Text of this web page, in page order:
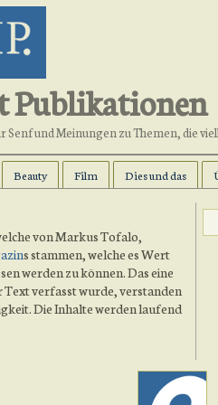
Publikationen
und Meinungen zu Themen, die
Beauty Film Dies und das
von Markus Tofalo,
s stammen, welche es Wert
werden zu können. Das eine
Text verfasst wurde, verstanden
Die Inhalte werden laufend